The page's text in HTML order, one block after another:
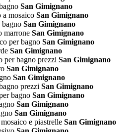
San Gimignano
a mosaico San Gimignano
bagno San Gimignano
marrone San Gimignano
per bagno San Gimignano
San Gimignano
per bagno prezzi San Gimignano
San Gimignano
San Gimignano
prezzi San Gimignano
bagno San Gimignano
San Gimignano
San Gimignano
e piastrelle San Gimignano